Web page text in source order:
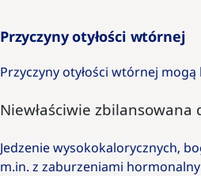
Przyczyny otyłości wtórnej
Przyczyny otyłości wtórnej
Niewłaściwie zbilansowana
Jedzenie wysokokalorycznych,
m.in. z zaburzeniami